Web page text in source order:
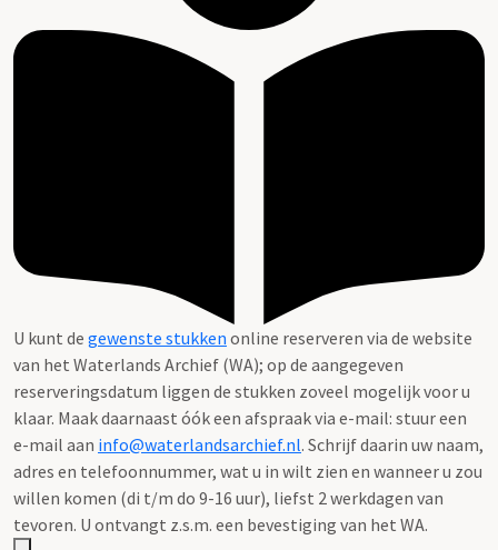
U kunt de gewenste stukken online reserveren via de website
van het Waterlands Archief (WA); op de aangegeven
reserveringsdatum liggen de stukken zoveel mogelijk voor u
klaar. Maak daarnaast óók een afspraak via e-mail: stuur een
e-mail aan info@waterlandsarchief.nl. Schrijf daarin uw naam,
adres en telefoonnummer, wat u in wilt zien en wanneer u zou
willen komen (di t/m do 9-16 uur), liefst 2 werkdagen van
tevoren. U ontvangt z.s.m. een bevestiging van het WA.